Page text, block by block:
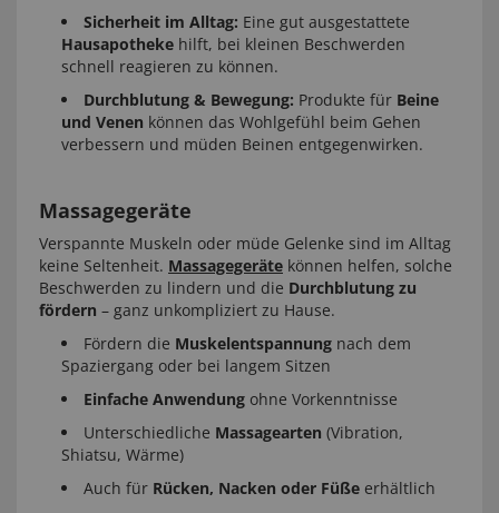
Sicherheit im Alltag: Eine gut ausgestattete
Hausapotheke hilft, bei kleinen Beschwerden
schnell reagieren zu können.
Durchblutung & Bewegung: Produkte für Beine
und Venen können das Wohlgefühl beim Gehen
verbessern und müden Beinen entgegenwirken.
Massagegeräte
Verspannte Muskeln oder müde Gelenke sind im Alltag
keine Seltenheit. Massagegeräte können helfen, solche
Beschwerden zu lindern und die Durchblutung zu
fördern – ganz unkompliziert zu Hause.
Fördern die Muskelentspannung nach dem
Spaziergang oder bei langem Sitzen
Einfache Anwendung ohne Vorkenntnisse
Unterschiedliche Massagearten (Vibration,
Shiatsu, Wärme)
Auch für Rücken, Nacken oder Füße erhältlich